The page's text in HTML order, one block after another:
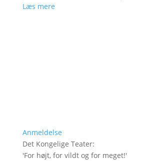
Læs mere
Anmeldelse
Det Kongelige Teater:
'For højt, for vildt og for meget!'